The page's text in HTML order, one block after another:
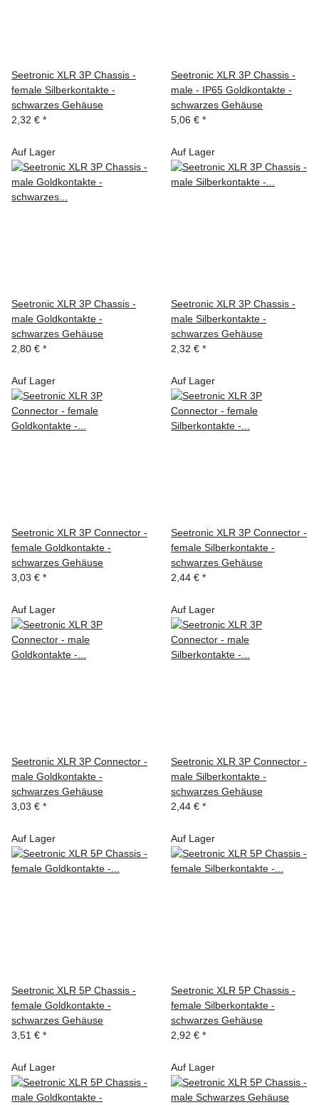
Seetronic XLR 3P Chassis -
female Silberkontakte -
schwarzes Gehäuse
2,32 € *
Seetronic XLR 3P Chassis -
male - IP65 Goldkontakte -
schwarzes Gehäuse
5,06 € *
Auf Lager
Seetronic XLR 3P Chassis -
male Goldkontakte -
schwarzes Gehäuse
2,80 € *
Auf Lager
Seetronic XLR 3P Chassis -
male Silberkontakte -
schwarzes Gehäuse
2,32 € *
Auf Lager
Seetronic XLR 3P Connector -
female Goldkontakte -
schwarzes Gehäuse
3,03 € *
Auf Lager
Seetronic XLR 3P Connector -
female Silberkontakte -
schwarzes Gehäuse
2,44 € *
Auf Lager
Seetronic XLR 3P Connector -
male Goldkontakte -
schwarzes Gehäuse
3,03 € *
Auf Lager
Seetronic XLR 3P Connector -
male Silberkontakte -
schwarzes Gehäuse
2,44 € *
Auf Lager
Seetronic XLR 5P Chassis -
female Goldkontakte -
schwarzes Gehäuse
3,51 € *
Auf Lager
Seetronic XLR 5P Chassis -
female Silberkontakte -
schwarzes Gehäuse
2,92 € *
Auf Lager Auf Lager